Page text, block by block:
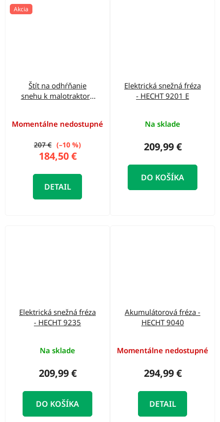
Akcia
Štít na odhŕňanie
snehu k malotraktoru
Momentálne nedostupné
184,50 €
207 € (–10 %)
DETAIL
Elektrická snežná fréza
- HECHT 9201 E
Na sklade
209,99 €
DO KOŠÍKA
Elektrická snežná fréza
- HECHT 9235
Na sklade
209,99 €
DO KOŠÍKA
Akumulátorová fréza -
HECHT 9040
Momentálne nedostupné
294,99 €
DETAIL